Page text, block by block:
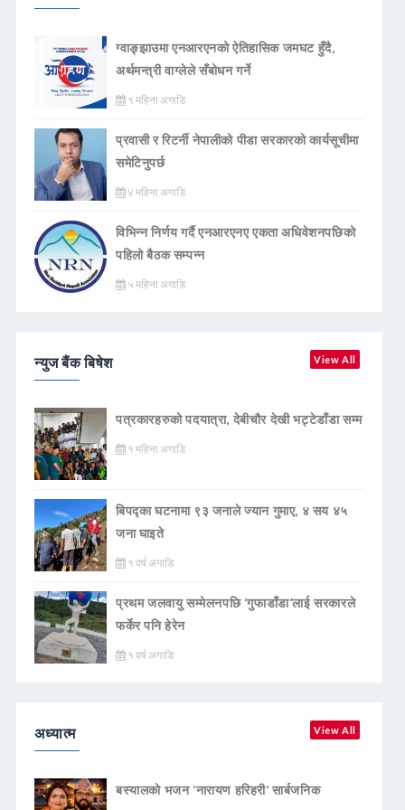
ग्वाङ्झाउमा एनआरएनको ऐतिहासिक जमघट हुँदै,
अर्थमन्त्री वाग्लेले सँबोधन गर्ने
१ महिना अगाडि
प्रवासी र रिटर्नी नेपालीको पीडा सरकारको कार्यसूचीमा
समेटिनुपर्छ
४ महिना अगाडि
विभिन्न निर्णय गर्दै एनआरएनए एकता अधिवेशनपछिको
पहिलो बैठक सम्पन्न
५ महिना अगाडि
न्युज बैंक बिषेश View All
पत्रकारहरुको पदयात्रा, देबीचौर देखी भट्टेडाँडा सम्म
१ महिना अगाडि
बिपद्का घटनामा ९३ जनाले ज्यान गुमाए, ४ सय ४५
जना घाइते
१ वर्ष अगाडि
प्रथम जलवायु सम्मेलनपछि ‘गुफाडाँडा’लाई सरकारले
फर्केर पनि हेरेन
१ वर्ष अगाडि
अध्यात्म View All
बस्यालको भजन ‘नारायण हरिहरी’ सार्बजनिक